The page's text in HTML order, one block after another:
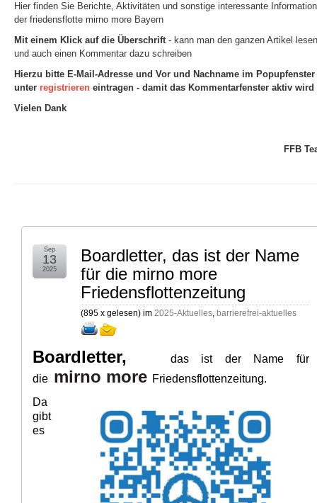
Hier finden Sie Berichte, Aktivitäten und sonstige interessante
der friedensflotte mirno more Bayern
Mit einem Klick auf die Überschrift - kann man den ganzen Artikel lesen
und auch einen Kommentar dazu schreiben
Hierzu bitte E-Mail-Adresse und Vor und Nachname im Popupfenster
unter registrieren eintragen - damit das Kommentarfenster aktiv wird
Vielen Dank
FFB
Boardletter, das ist der Name
für die mirno more
Friedensflottenzeitung
(895 x gelesen) im 2025-Aktuelles, barrierefrei-aktuelles
Sep
13
2025
Boardletter,
das ist der Name für
die mirno more Friedensflottenzeitung.
Da
gibt
es